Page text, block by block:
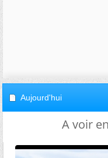
Aujourd'hui
A voir